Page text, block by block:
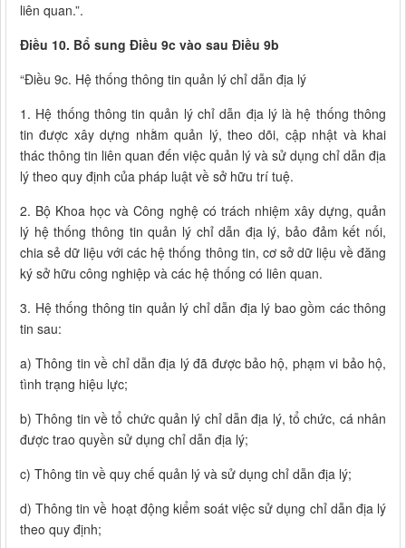
liên quan.”.
Điều 10. Bổ sung Điều 9c vào sau Điều 9b
“Điều 9c. Hệ thống thông tin quản lý chỉ dẫn địa lý
1. Hệ thống thông tin quản lý chỉ dẫn địa lý là hệ thống thông
tin được xây dựng nhằm quản lý, theo dõi, cập nhật và khai
thác thông tin liên quan đến việc quản lý và sử dụng chỉ dẫn địa
lý theo quy định của pháp luật về sở hữu trí tuệ.
2. Bộ Khoa học và Công nghệ có trách nhiệm xây dựng, quản
lý hệ thống thông tin quản lý chỉ dẫn địa lý, bảo đảm kết nối,
chia sẻ dữ liệu với các hệ thống thông tin, cơ sở dữ liệu về đăng
ký sở hữu công nghiệp và các hệ thống có liên quan.
3. Hệ thống thông tin quản lý chỉ dẫn địa lý bao gồm các thông
tin sau:
a) Thông tin về chỉ dẫn địa lý đã được bảo hộ, phạm vi bảo hộ,
tình trạng hiệu lực;
b) Thông tin về tổ chức quản lý chỉ dẫn địa lý, tổ chức, cá nhân
được trao quyền sử dụng chỉ dẫn địa lý;
c) Thông tin về quy chế quản lý và sử dụng chỉ dẫn địa lý;
d) Thông tin về hoạt động kiểm soát việc sử dụng chỉ dẫn địa lý
theo quy định;